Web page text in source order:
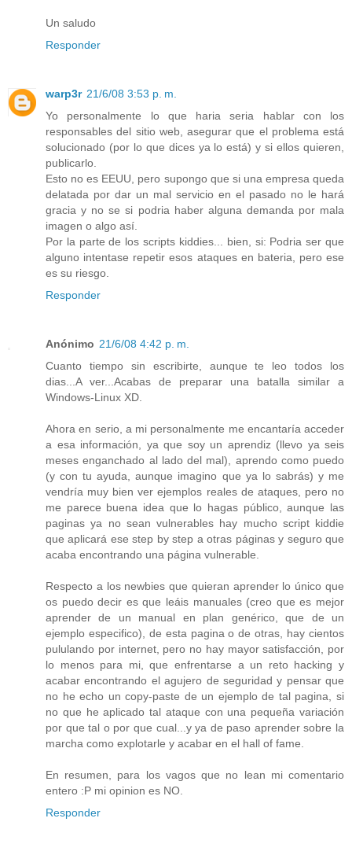
Un saludo
Responder
warp3r 21/6/08 3:53 p. m.
Yo personalmente lo que haria seria hablar con los
responsables del sitio web, asegurar que el problema está
solucionado (por lo que dices ya lo está) y si ellos quieren,
publicarlo.
Esto no es EEUU, pero supongo que si una empresa queda
delatada por dar un mal servicio en el pasado no le hará
gracia y no se si podria haber alguna demanda por mala
imagen o algo así.
Por la parte de los scripts kiddies... bien, si: Podria ser que
alguno intentase repetir esos ataques en bateria, pero ese
es su riesgo.
Responder
Anónimo 21/6/08 4:42 p. m.
Cuanto tiempo sin escribirte, aunque te leo todos los
dias...A ver...Acabas de preparar una batalla similar a
Windows-Linux XD.
Ahora en serio, a mi personalmente me encantaría acceder
a esa información, ya que soy un aprendiz (llevo ya seis
meses enganchado al lado del mal), aprendo como puedo
(y con tu ayuda, aunque imagino que ya lo sabrás) y me
vendría muy bien ver ejemplos reales de ataques, pero no
me parece buena idea que lo hagas público, aunque las
paginas ya no sean vulnerables hay mucho script kiddie
que aplicará ese step by step a otras páginas y seguro que
acaba encontrando una página vulnerable.
Respecto a los newbies que quieran aprender lo único que
os puedo decir es que leáis manuales (creo que es mejor
aprender de un manual en plan genérico, que de un
ejemplo especifico), de esta pagina o de otras, hay cientos
pululando por internet, pero no hay mayor satisfacción, por
lo menos para mi, que enfrentarse a un reto hacking y
acabar encontrando el agujero de seguridad y pensar que
no he echo un copy-paste de un ejemplo de tal pagina, si
no que he aplicado tal ataque con una pequeña variación
por que tal o por que cual...y ya de paso aprender sobre la
marcha como explotarle y acabar en el hall of fame.
En resumen, para los vagos que no lean mi comentario
entero :P mi opinion es NO.
Responder